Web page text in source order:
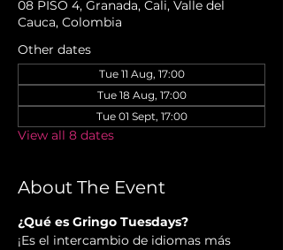
08 PISO 4, Granada, Cali, Valle del
Cauca, Colombia
Other dates
Tue 11 Aug, 17:00
Tue 18 Aug, 17:00
Tue 01 Sept, 17:00
View all 8 dates
About The Event
¿Qué es Gringo Tuesdays?
¡Es el intercambio de idiomas más